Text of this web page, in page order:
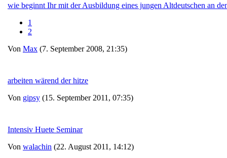
wie beginnt Ihr mit der Ausbildung eines jungen Altdeutschen an
1
2
Von Max (7. September 2008, 21:35)
arbeiten wärend der hitze
Von gipsy (15. September 2011, 07:35)
Intensiv Huete Seminar
Von walachin (22. August 2011, 14:12)